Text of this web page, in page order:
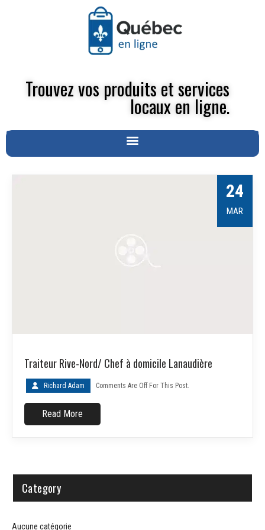
Trouvez vos produits et services
locaux en ligne.
24
MAR
Traiteur Rive-Nord/ Chef à domicile Lanaudière
Richard Adam Comments Are Off For This Post.
Read More
Category
Aucune catégorie